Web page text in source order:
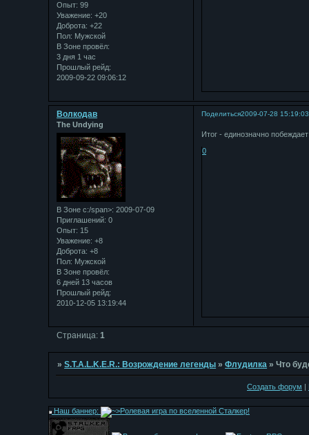
Опыт: 99
Уважение: +20
Доброта: +22
Пол: Мужской
В Зоне провёл:
3 дня 1 час
Прошлый рейд:
2009-09-22 09:06:12
Поделиться2009-07-28 15:19:03
Bолкодав
The Undying
В Зоне с:/span>: 2009-07-09
Приглашений: 0
Опыт: 15
Уважение: +8
Доброта: +8
Пол: Мужской
В Зоне провёл:
6 дней 13 часов
Прошлый рейд:
2010-12-05 13:19:44
Итог - единозначно
0
Страница:1
»S.T.A.L.K.E.R.: Возрождение легенды »Флудилка »Что
Создать форум |
Наш баннер: